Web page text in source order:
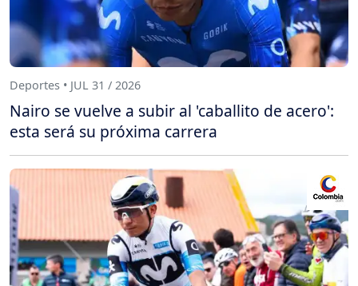
Deportes • JUL 31 / 2026
Nairo se vuelve a subir al 'caballito de acero':
esta será su próxima carrera